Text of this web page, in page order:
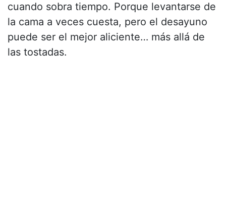
cuando sobra tiempo. Porque levantarse de
la cama a veces cuesta, pero el desayuno
puede ser el mejor aliciente… más allá de
las tostadas.